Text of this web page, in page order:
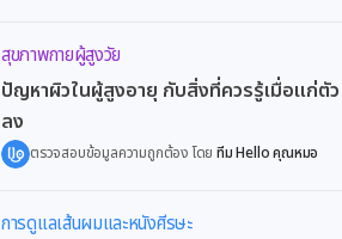
สุขภาพกายผู้สูงวัย
ปัญหาผิวในผู้สูงอายุ กับสิ่งที่ควรรู้เมื่อแก่ตัว
ลง
ตรวจสอบข้อมูลความถูกต้อง โดย ทีม Hello คุณหมอ
การดูแลเส้นผมและหนังศีรษะ